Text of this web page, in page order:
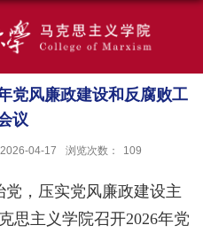
党风廉政建设和反腐败工
议
04-17 浏览次数： 109
，压实党风廉政建设主
思主义学院召开2026年党